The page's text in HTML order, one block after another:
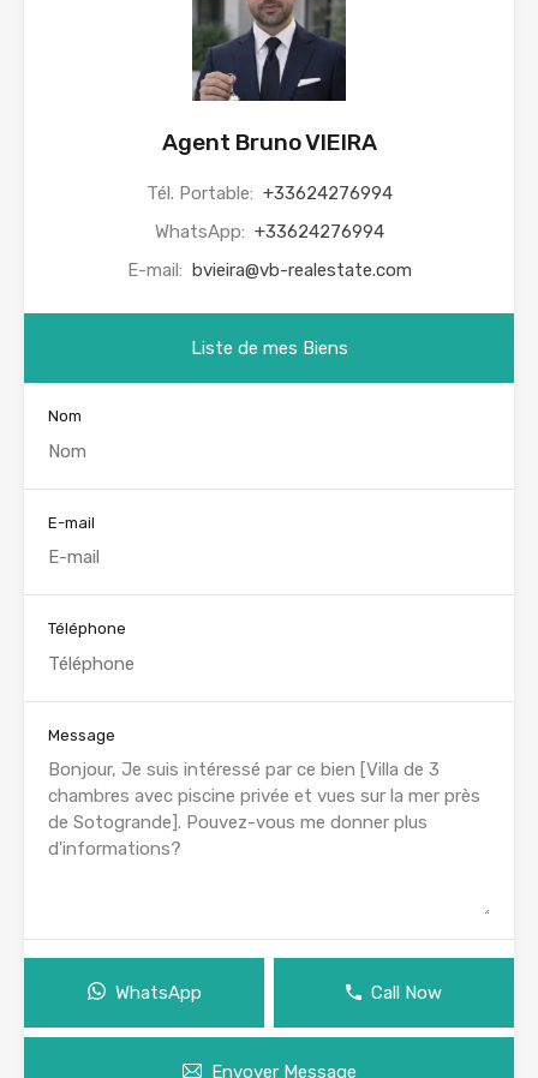
Agent Bruno VIEIRA
Tél. Portable: +33624276994
WhatsApp: +33624276994
E-mail:
bvieira@vb-realestate.com
Liste de mes Biens
Nom
E-mail
Téléphone
Message
WhatsApp Call Now
Envoyer Message